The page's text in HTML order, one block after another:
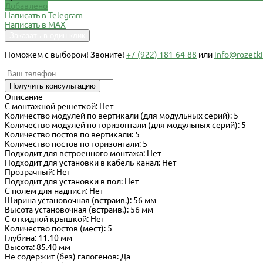
Добавлено
Написать в Telegram
Написать в MAX
Поможем c выбором! Звоните! +7 (922) 181-64-88 или
Получить консультацию
Описание
С монтажной решеткой: Нет
Количество модулей по вертикали (для модульных серий): 5
Количество модулей по горизонтали (для модульных серий): 5
Количество постов по вертикали: 5
Количество постов по горизонтали: 5
Подходит для встроенного монтажа: Нет
Подходит для установки в кабель-канал: Нет
Прозрачный: Нет
Подходит для установки в пол: Нет
С полем для надписи: Нет
Ширина установочная (встраив.): 56 мм
Высота установочная (встраив.): 56 мм
С откидной крышкой: Нет
Количество постов (мест): 5
Глубина: 11.10 мм
Высота: 85.40 мм
Не содержит (без) галогенов: Да